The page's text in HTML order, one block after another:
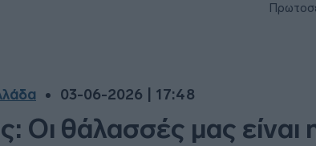
03-06-2026 | 17:48
Οι θάλασσές μας